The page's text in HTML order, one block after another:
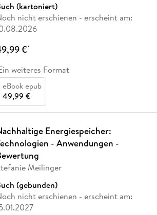
(kartoniert)
nicht erschienen - erscheint am:
€*
weiteres Format
eBook epub
49,99 €
Energiespeicher:
- Anwendungen -
Meilinger
(gebunden)
nicht erschienen - erscheint am: